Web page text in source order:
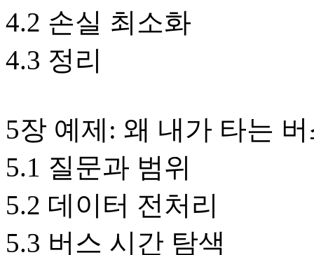
4.2 손실 최소화
4.3 정리
5장 예제: 왜 내가 타는
5.1 질문과 범위
5.2 데이터 전처리
5.3 버스 시간 탐색